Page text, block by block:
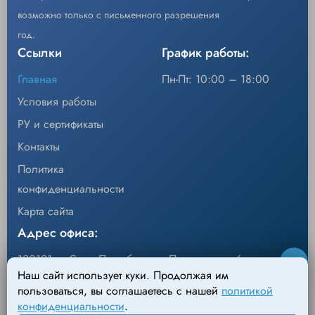
• Постоянный доступ к «живому
изображению» для сравнения
результатов.
• Автоматическая настройка изображения в
HD2 качестве помогает подчеркнуть
результаты исследования.
Функция Smart Metal автоматически
регулирует яркость и контрастность, когда
в рабочей области находятся
металлические детали.
• Функция AutoTrak автоматически
стабилизирует яркость изображения и
фокусируется на исследуемой области.
• Управление динамическим диапазоном в
возможно только с письменного разрешения
год.
Ссылки
Главная
Условия работы
РУ и сертификаты
Контакты
Политика
конфиденциальности
Карта сайта
График работы:
Пн-Пт: 10:00 – 18:00
Адрес офиса:
190121, г. Санкт-Петербург, ул.Перевозная, 6
Адрес склада:
Наш сайт использует куки. Продолжая им
пользоваться, вы соглашаетесь с нашей политикой
конфиденциальности.